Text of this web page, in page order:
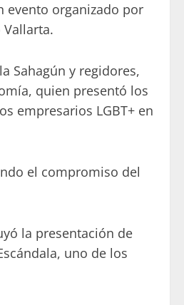
evento organizado por
Sahagún y regidores,
quien presentó los
empresarios LGBT+ en
el compromiso del
la presentación de
uno de los